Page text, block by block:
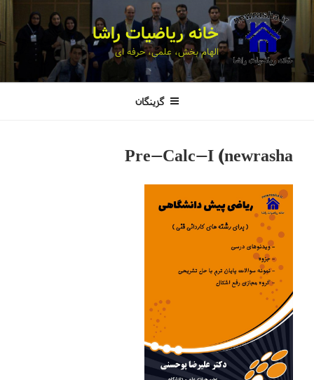
خانه ریاضیات راشا
الهام بخش، علمی، حرفه ای
گزینگان
Pre-Calc-I (newrasha